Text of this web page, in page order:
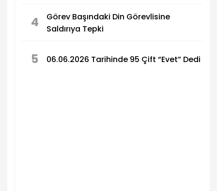
4
Görev Başındaki Din Görevlisine
Saldırıya Tepki
5 06.06.2026 Tarihinde 95 Çift “Evet” Dedi